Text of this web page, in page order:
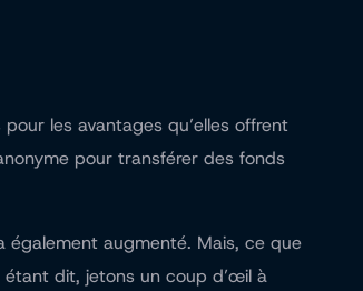
les avantages qu’elles offrent
pour transférer des fonds
également augmenté. Mais, ce que
étant dit, jetons un coup d’œil à